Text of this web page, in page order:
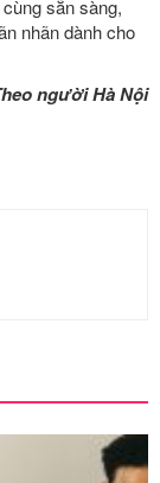
sẵn sàng,
nhãn dành cho
người Hà Nội